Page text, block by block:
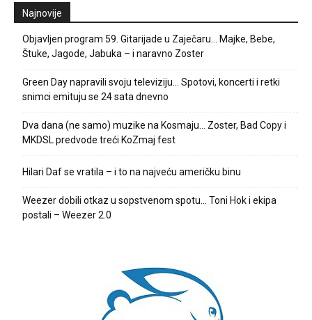
Najnovije
Objavljen program 59. Gitarijade u Zaječaru… Majke, Bebe,
Štuke, Jagode, Jabuka – i naravno Zoster
Green Day napravili svoju televiziju… Spotovi, koncerti i retki
snimci emituju se 24 sata dnevno
Dva dana (ne samo) muzike na Kosmaju… Zoster, Bad Copy i
MKDSL predvode treći KoZmaj fest
Hilari Daf se vratila – i to na najveću američku binu
Weezer dobili otkaz u sopstvenom spotu… Toni Hok i ekipa
postali – Weezer 2.0